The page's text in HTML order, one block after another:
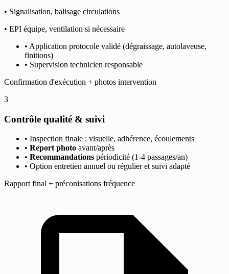
• Signalisation, balisage circulations
• EPI équipe, ventilation si nécessaire
• Application protocole validé (dégraissage, autolaveuse,
finitions)
• Supervision technicien responsable
Confirmation d'exécution + photos intervention
3
Contrôle qualité & suivi
• Inspection finale : visuelle, adhérence, écoulements
• Report photo avant/après
• Recommandations périodicité (1-4 passages/an)
• Option entretien annuel ou régulier et suivi adapté
Rapport final + préconisations fréquence